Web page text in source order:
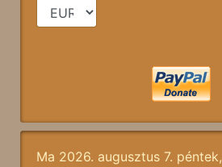
Ma 2026. augusztus 7. péntek,